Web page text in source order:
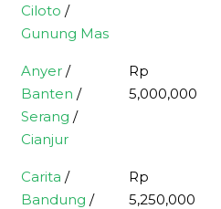
Ciloto /
Gunung Mas
Anyer /
Banten /
Serang /
Cianjur
Rp
5,000,000
Carita /
Bandung /
Rp
5,250,000